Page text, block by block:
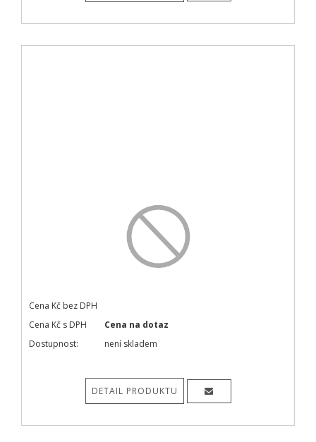
Cena Kč bez DPH
Cena Kč s DPH
Cena na dotaz
Dostupnost:
není skladem
DETAIL PRODUKTU